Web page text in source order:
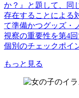
か？』と題して、同
存在することによる
て準備かつグッズ・
視察の重要性を第4
個別のチェックポイ
もっと見る